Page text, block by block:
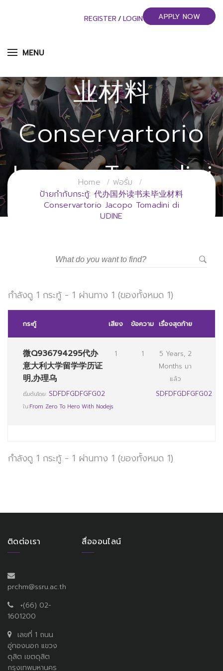
MENU
REGISTER / LOGIN APPLY NOW
代办国外读书未毕
业材料
Conservartorio
Jacopo Tomadini
Di UDINE
มหาวิทยาลัยราชภัฏสวนสุนันทา
Home
ฟอรั่ม
ป้ายกำกับกระทู้: 代办国外读书未毕业材料
Conservartorio Jacopo Tomadini di
UDINE
กำลังดู 1 กระทู้ - 1 ผ่านทาง 1 (ของทั้งหมด 1)
กระทู้ เสียง ข้อความ เรื่องสุดท้าย
微Q936794295代办
意大利大学留学学历证
明,办理乌
เริ่มต้นโดย: SDFDFGDFGFG02
ใน:From Zero To Hero With Nodejs
1 1
5 Years, 2
Months มา
แล้ว
SDFDFGDFGFG02
กำลังดู 1 กระทู้ - 1 ผ่านทาง 1 (ของทั้งหมด 1)
ติดต่อเรา
prchm@ssru.ac.th
+(66) 02-
1601200
เลขที่ 1 ถนน
อู่ทองนอก แขวง
ดุสิต เขตดุสิต
กรุงเทพมหานคร
สื่อออนไลน์